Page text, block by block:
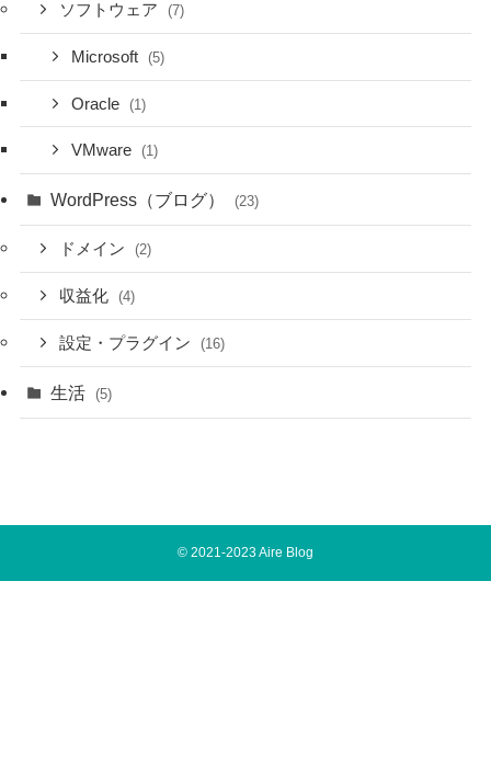
ソフトウェア (7)
Microsoft (5)
Oracle (1)
VMware (1)
WordPress（ブログ） (23)
ドメイン (2)
収益化 (4)
設定・プラグイン (16)
生活 (5)
© 2021-2023 Aire Blog